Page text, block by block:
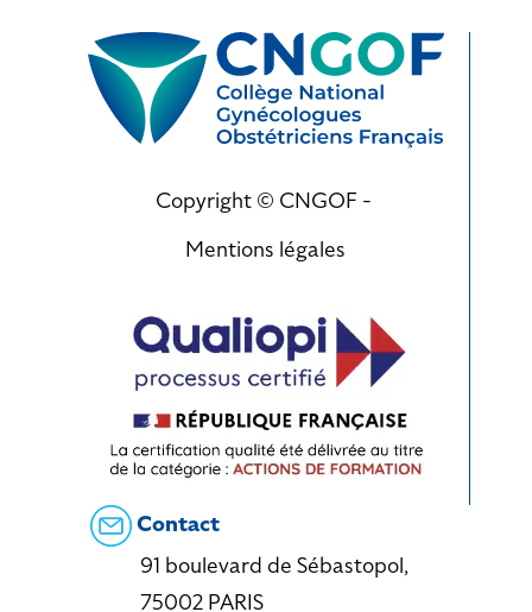
Copyright © CNGOF -
Mentions légales
Contact
91 boulevard de Sébastopol,
75002 PARIS